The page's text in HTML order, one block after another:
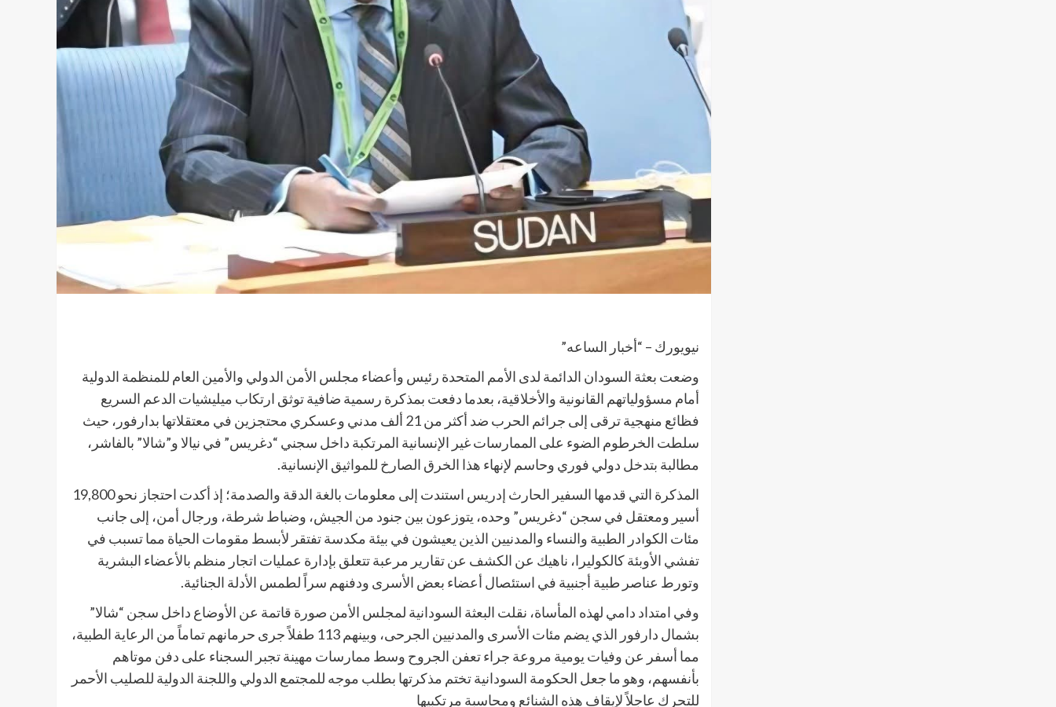
نيويورك – “أخبار الساعه”
​وضعت بعثة السودان الدائمة لدى الأمم المتحدة رئيس وأعضاء مجلس الأمن الدولي والأمين العام للمنظمة الدولية
أمام مسؤولياتهم القانونية والأخلاقية، بعدما دفعت بمذكرة رسمية ضافية توثق ارتكاب ميليشيات الدعم السريع
فظائع منهجية ترقى إلى جرائم الحرب ضد أكثر من 21 ألف مدني وعسكري محتجزين في معتقلاتها بدارفور، حيث
سلطت الخرطوم الضوء على الممارسات غير الإنسانية المرتكبة داخل سجني “دغريس” في نيالا و”شالا” بالفاشر،
مطالبة بتدخل دولي فوري وحاسم لإنهاء هذا الخرق الصارخ للمواثيق الإنسانية.
​المذكرة التي قدمها السفير الحارث إدريس استندت إلى معلومات بالغة الدقة والصدمة؛ إذ أكدت احتجاز نحو 19,800
أسير ومعتقل في سجن “دغريس” وحده، يتوزعون بين جنود من الجيش، وضباط شرطة، ورجال أمن، إلى جانب
مئات الكوادر الطبية والنساء والمدنيين الذين يعيشون في بيئة مكدسة تفتقر لأبسط مقومات الحياة مما تسبب في
تفشي الأوبئة كالكوليرا، ناهيك عن الكشف عن تقارير مرعبة تتعلق بإدارة عمليات اتجار منظم بالأعضاء البشرية
وتورط عناصر طبية أجنبية في استئصال أعضاء بعض الأسرى ودفنهم سراً لطمس الأدلة الجنائية.
​وفي امتداد دامي لهذه المأساة، نقلت البعثة السودانية لمجلس الأمن صورة قاتمة عن الأوضاع داخل سجن “شالا”
بشمال دارفور الذي يضم مئات الأسرى والمدنيين الجرحى، وبينهم 113 طفلاً جرى حرمانهم تماماً من الرعاية الطبية،
مما أسفر عن وفيات يومية مروعة جراء تعفن الجروح وسط ممارسات مهينة تجبر السجناء على دفن موتاهم
بأنفسهم، وهو ما جعل الحكومة السودانية تختم مذكرتها بطلب موجه للمجتمع الدولي واللجنة الدولية للصليب الأحمر
للتحرك عاجلاً لإيقاف هذه الشنائع ومحاسبة مرتكبيها